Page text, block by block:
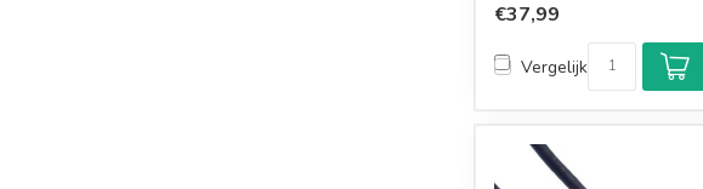
€37,99
Vergelijk